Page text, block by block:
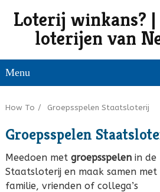
Loterij winkans? |
loterijen van
Menu
How To / Groepsspelen Staatsloterij
Groepsspelen
Meedoen met groepsspelenin de
Staatsloterij en maak samen met
familie, vrienden of collega’s